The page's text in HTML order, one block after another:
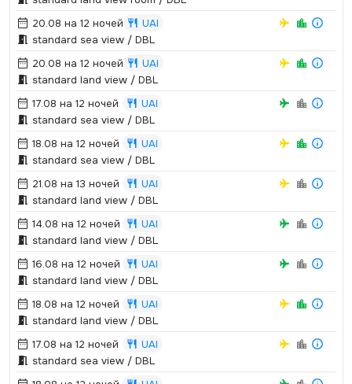
20.08 на 12 ночей
UAI
standard sea view / DBL
20.08 на 12 ночей
UAI
standard land view / DBL
17.08 на 12 ночей
UAI
standard sea view / DBL
18.08 на 12 ночей
UAI
standard sea view / DBL
21.08 на 13 ночей
UAI
standard land view / DBL
14.08 на 12 ночей
UAI
standard land view / DBL
16.08 на 12 ночей
UAI
standard land view / DBL
18.08 на 12 ночей
UAI
standard land view / DBL
17.08 на 12 ночей
UAI
standard sea view / DBL